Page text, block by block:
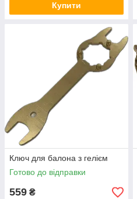
Купити
Ключ для балона з гелієм
Готово до відправки
559 ₴